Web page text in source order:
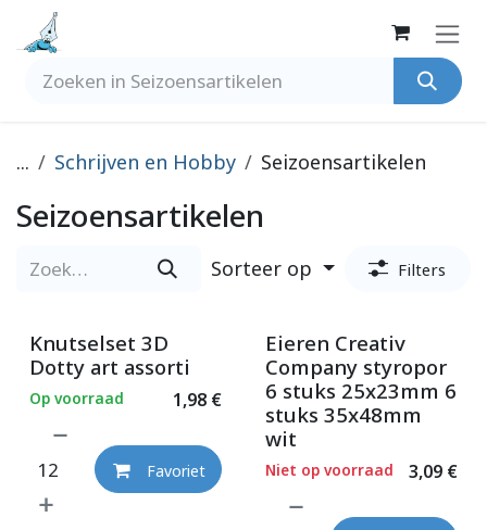
Overslaan naar inhoud
... Schrijven en Hobby Seizoensartikelen
Seizoensartikelen
Sorteer op Filters
Knutselset 3D
Dotty art assorti
1,98€
Op voorraad
Favoriet
Eieren Creativ
Company styropor
6 stuks 25x23mm 6
stuks 35x48mm
wit
3,09€
Niet op voorraad